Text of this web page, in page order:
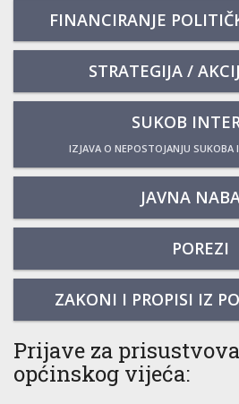
FINANCIRANJE
STRATEGIJA /
SUKOB
IZJAVA O NEPOSTOJANJU SUKOBA
JAVNA
POREZI
ZAKONI I PROPISI IZ
Prijave za
općinskog vijeća: